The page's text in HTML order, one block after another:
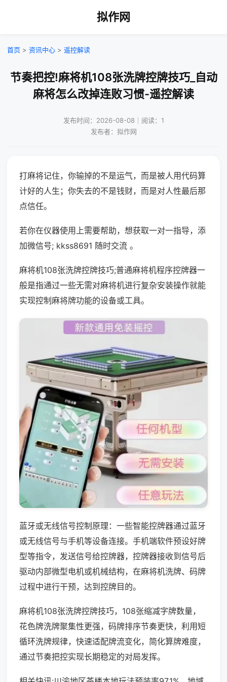
拟作网
首页 > 资讯中心 > 遥控解读
节奏把控!麻将机108张洗牌控牌技巧_自动
麻将怎么改掉连败习惯-遥控解读
发布时间：2026-08-08｜阅读：1
发布者：拟作网
打麻将记住，你输掉的不是运气，而是被人用代码算
计好的人生；你失去的不是钱财，而是对人性最后那
点信任。
若你在仪器使用上需要帮助，想获取一对一指导，添
加微信号; kkss8691 随时交流 。
麻将机108张洗牌控牌技巧;普通麻将机程序控牌器一
般是指通过一些无需对麻将机进行复杂安装操作就能
实现控制麻将牌功能的设备或工具。
蓝牙或无线信号控制原理：一些智能控牌器通过蓝牙
或无线信号与手机等设备连接。手机端软件预设好牌
型等指令，发送信号给控牌器，控牌器接收到信号后
驱动内部微型电机或机械结构，在麻将机洗牌、码牌
过程中进行干预，达到控牌目的。
麻将机108张洗牌控牌技巧，108张缩减字牌数量，
花色牌洗牌聚集性更强，码牌排序节奏更快，利用短
循环洗牌规律，快速适配牌流变化，简化算牌难度，
通过节奏把控实现长期稳定的对局发挥。